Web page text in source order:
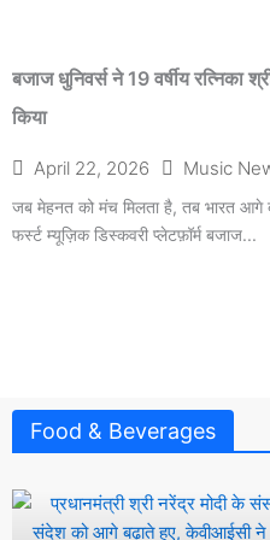
बजाज धुनिवर्स ने 19 वर्षीय रत्निका
किया
April 22, 2026 Music
जब मेहनत को मंच मिलता है, तब भारत आगे
फर्स्ट म्यूज़िक डिस्कवरी प्लेटफ़ॉर्म बजाज...
Food & Beverages